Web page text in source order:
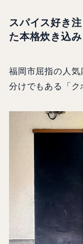
スパイス好き
た本格炊き込
福岡市屈指の人
分けでもある「ク